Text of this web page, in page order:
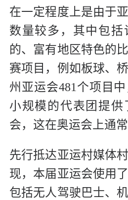
在一定程度上是由于
数量较多，其中包括
的、富有地区特色的
赛项目，例如板球、
州亚运会481个项目
小规模的代表团提供
会，这在奥运会上通
先行抵达亚运村媒体
现，本届亚运会使用
包括无人驾驶巴士、